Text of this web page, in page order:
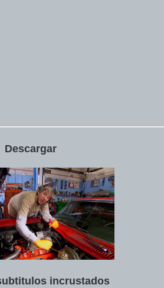
Descargar
incrustados